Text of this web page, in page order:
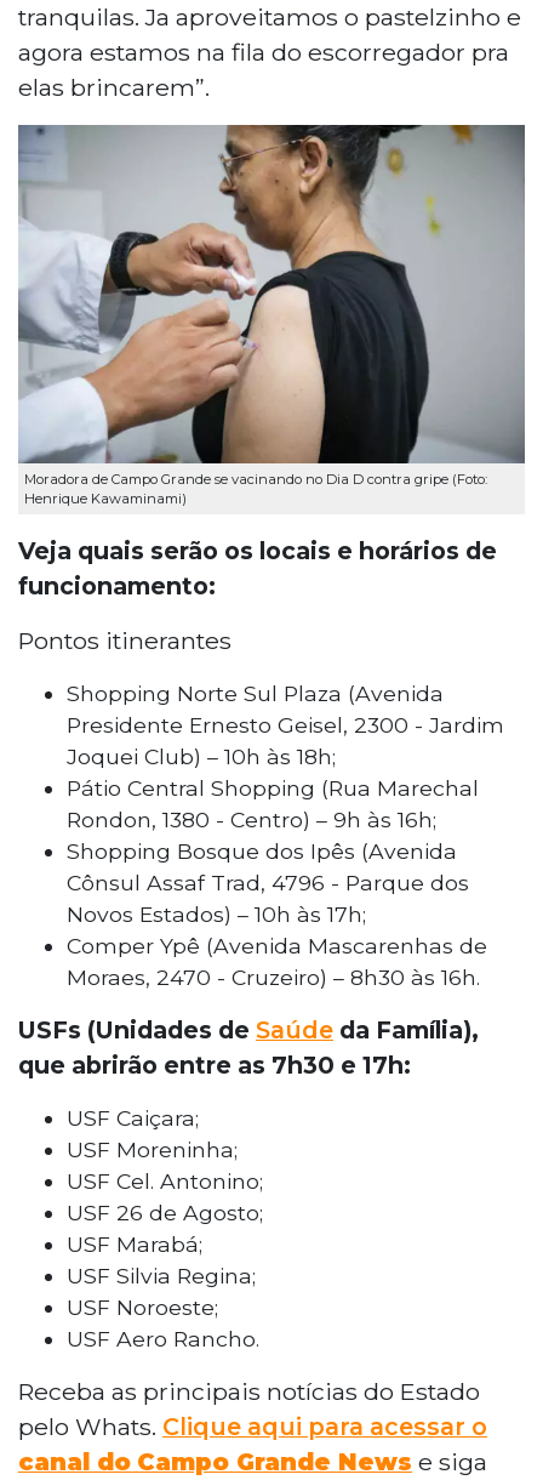
tranquilas. Ja aproveitamos o pastelzinho e
agora estamos na fila do escorregador pra
elas brincarem”.
Moradora de Campo Grande se vacinando no Dia D contra gripe (Foto:
Henrique Kawaminami)
Veja quais serão os locais e horários de
funcionamento:
Pontos itinerantes
Shopping Norte Sul Plaza (Avenida
Presidente Ernesto Geisel, 2300 - Jardim
Joquei Club) – 10h às 18h;
Pátio Central Shopping (Rua Marechal
Rondon, 1380 - Centro) – 9h às 16h;
Shopping Bosque dos Ipês (Avenida
Cônsul Assaf Trad, 4796 - Parque dos
Novos Estados) – 10h às 17h;
Comper Ypê (Avenida Mascarenhas de
Moraes, 2470 - Cruzeiro) – 8h30 às 16h.
USFs (Unidades de Saúde da Família),
que abrirão entre as 7h30 e 17h:
USF Caiçara;
USF Moreninha;
USF Cel. Antonino;
USF 26 de Agosto;
USF Marabá;
USF Silvia Regina;
USF Noroeste;
USF Aero Rancho.
Receba as principais notícias do Estado
pelo Whats. Clique aqui para acessar o
canal do Campo Grande News e siga